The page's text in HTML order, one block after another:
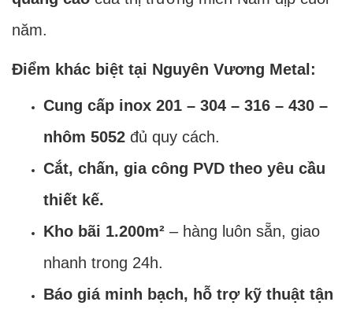
năm.
Điểm khác biệt tại Nguyên Vương Metal:
Cung cấp inox 201 – 304 – 316 – 430 –
nhôm 5052 đủ quy cách.
Cắt, chấn, gia công PVD theo yêu cầu
thiết kế.
Kho bãi 1.200m² – hàng luôn sẵn, giao
nhanh trong 24h.
Báo giá minh bạch, hỗ trợ kỹ thuật tận